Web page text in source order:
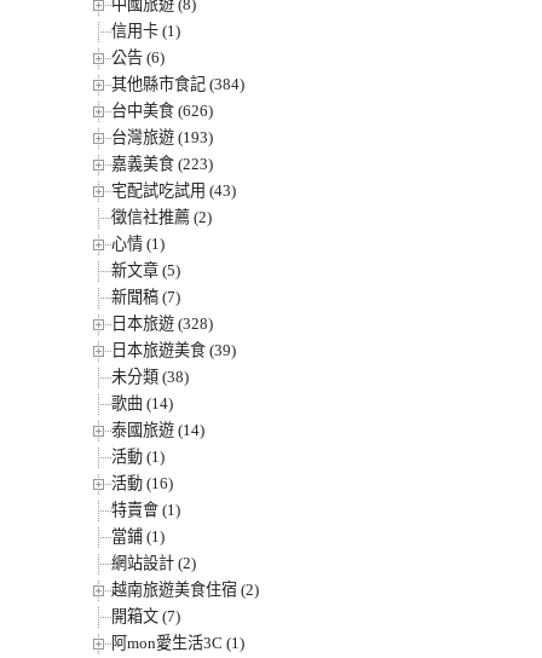
中國旅遊 (8)
信用卡 (1)
公告 (6)
其他縣市食記 (384)
台中美食 (626)
台灣旅遊 (193)
嘉義美食 (223)
宅配試吃試用 (43)
徵信社推薦 (2)
心情 (1)
新文章 (5)
新聞稿 (7)
日本旅遊 (328)
日本旅遊美食 (39)
未分類 (38)
歌曲 (14)
泰國旅遊 (14)
活動 (1)
活動 (16)
特賣會 (1)
當鋪 (1)
網站設計 (2)
越南旅遊美食住宿 (2)
開箱文 (7)
阿mon愛生活3C (1)